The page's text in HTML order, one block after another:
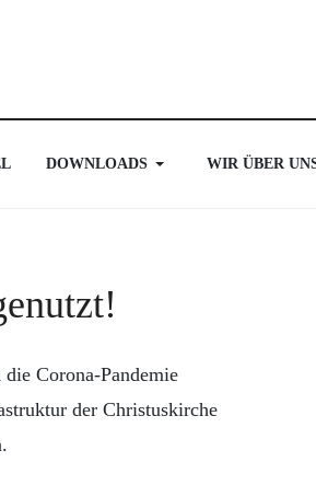
DOWNLOADS WIR ÜBER
Corona-Pandemie
der Christuskirche